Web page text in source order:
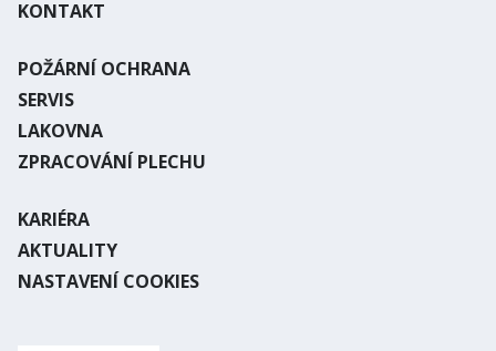
KONTAKT
POŽÁRNÍ OCHRANA
SERVIS
LAKOVNA
ZPRACOVÁNÍ PLECHU
KARIÉRA
AKTUALITY
NASTAVENÍ COOKIES